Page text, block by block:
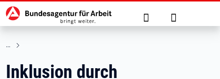
zu den Hauptinhalten springen
Hauptnavigation Suche Anmelden
Inklusion durch